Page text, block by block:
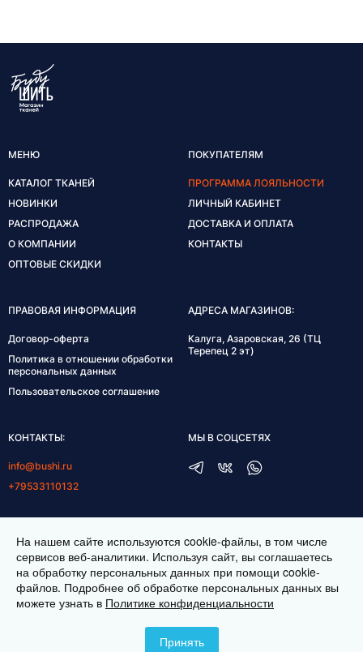
ЗАКАЗАТЬ ВИДЕОЗВОНОК
МЕНЮ
КАТАЛОГ ТКАНЕЙ
НОВИНКИ
РАСПРОДАЖА
О КОМПАНИИ
ОПТОВЫЕ СКИДКИ
ПОКУПАТЕЛЯМ
ПРОГРАММА ЛОЯЛЬНОСТИ
ЛИЧНЫЙ КАБИНЕТ
ДОСТАВКА И ОПЛАТА
КОНТАКТЫ
ПРАВОВАЯ ИНФОРМАЦИЯ
Договор-оферта
Политика в отношении обработки
персональных данных
Пользовательское соглашение
АДРЕСА МАГАЗИНОВ:
Калуга, Азаровская, 26 (ТЦ
Терепец 2 эт)
КОНТАКТЫ:
info@bushi.ru
+79533110132
пн-пт 10:00-19:00
сб 11:00-17:00
МЫ В СОЦСЕТЯХ
ITESCORT;
На нашем сайте используются cookie-файлы, в том числе
сервисов веб-аналитики. Используя сайт, вы соглашаетесь
на обработку персональных данных при помощи cookie-
файлов. Подробнее об обработке персональных данных вы
можете узнать в Политике конфиденциальности
Принять